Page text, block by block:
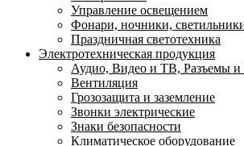
Управление освещением
Фонари, ночники,
Праздничная светотехника
Электротехническая продукция
Аудио, Видео и ТВ, Разъемы и
Вентиляция
Грозозащита и заземление
Звонки электрические
Знаки безопасности
Климатическое оборудование